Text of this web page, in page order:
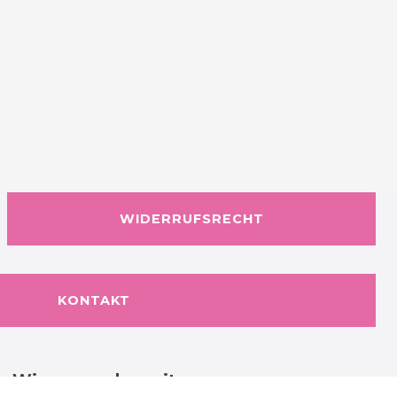
WIDERRUFSRECHT
KONTAKT
Wir versenden mit